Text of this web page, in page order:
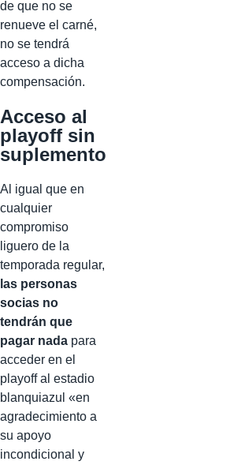
de que no se
renueve el carné,
no se tendrá
acceso a dicha
compensación.
Acceso al
playoff sin
suplemento
Al igual que en
cualquier
compromiso
liguero de la
temporada regular,
las personas
socias no
tendrán que
pagar nada para
acceder en el
playoff al estadio
blanquiazul «en
agradecimiento a
su apoyo
incondicional y